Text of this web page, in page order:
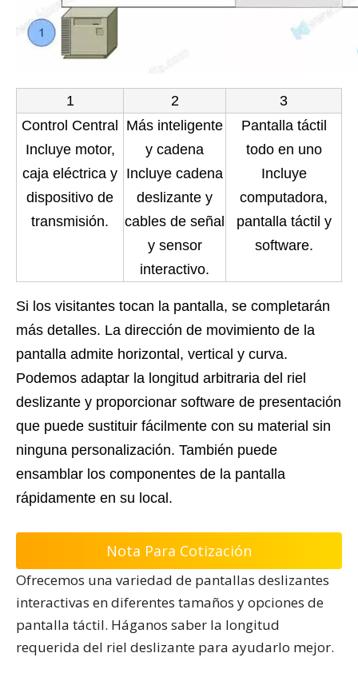
1 2
3
Control Central
Incluye motor,
caja eléctrica y
dispositivo de
transmisión.
Más inteligente
y cadena
Incluye cadena
deslizante y
cables de señal
y sensor
interactivo.
Pantalla táctil
todo en uno
Incluye
computadora,
pantalla táctil y
software.
Si los visitantes tocan la pantalla, se completarán
más detalles. La dirección de movimiento de la
pantalla admite horizontal, vertical y curva.
Podemos adaptar la longitud arbitraria del riel
deslizante y proporcionar software de presentación
que puede sustituir fácilmente con su material sin
ninguna personalización. También puede
ensamblar los componentes de la pantalla
rápidamente en su local.
Nota Para Cotización
Ofrecemos una variedad de pantallas deslizantes
interactivas en diferentes tamaños y opciones de
pantalla táctil. Háganos saber la longitud
requerida del riel deslizante para ayudarlo mejor.